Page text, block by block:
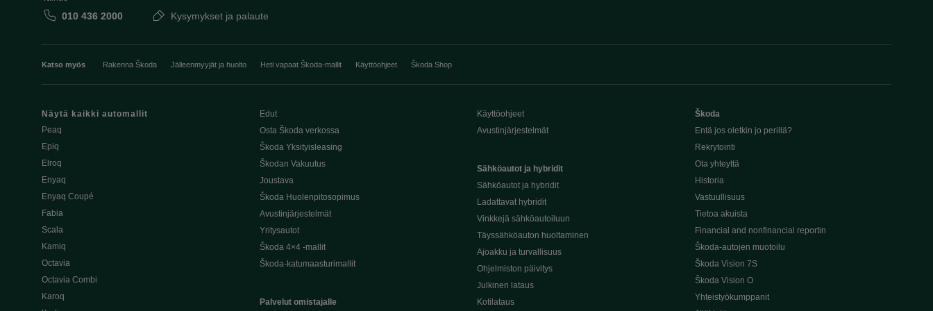
010 436 2000 Kysymykset ja palaute
Katso myös Rakenna Škoda Jälleenmyyjät ja huolto Heti vapaat Škoda-mallit Käyttöohjeet Škoda Shop
Näytä kaikki automallit
Peaq
Epiq
Elroq
Enyaq
Enyaq Coupé
Fabia
Scala
Kamiq
Octavia
Octavia Combi
Karoq
Edut
Osta Škoda verkossa
Škoda Yksityisleasing
Škodan Vakuutus
Joustava
Škoda Huolenpitosopimus
Avustinjärjestelmät
Yritysautot
Škoda 4×4 -mallit
Škoda-katumaasturimallit
Palvelut omistajalle
Käyttöohjeet
Avustinjärjestelmät
Sähköautot ja hybridit
Sähköautot ja hybridit
Ladattavat hybridit
Vinkkejä sähköautoiluun
Täyssähköauton huoltaminen
Ajoakku ja turvallisuus
Ohjelmiston päivitys
Julkinen lataus
Kotilataus
Škoda
Entä jos oletkin jo perillä?
Rekrytointi
Ota yhteyttä
Historia
Vastuullisuus
Tietoa akuista
Financial and nonfinancial reportin
Škoda-autojen muotoilu
Škoda Vision 7S
Škoda Vision O
Yhteistyökumppanit